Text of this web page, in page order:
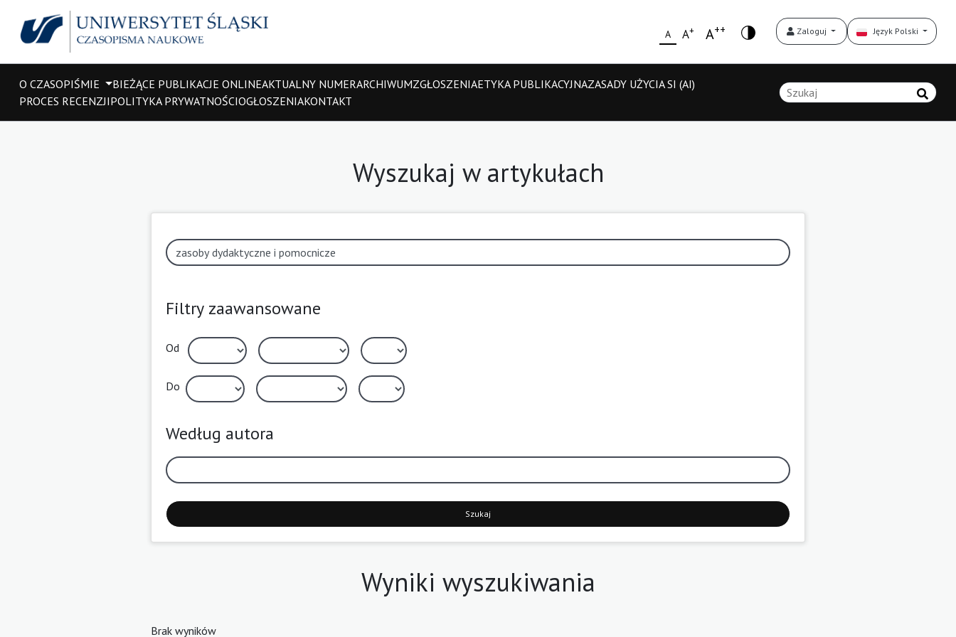
A A+ A++ Zaloguj Język Polski
O CZASOPIŚMIE BIEŻĄCE PUBLIKACJE ONLINEAKTUALNY NUMERARCHIWUMZGŁOSZENIAETYKA PUBLIKACYJNAZASADY UŻYCIA SI (AI)
PROCES RECENZJIPOLITYKA PRYWATNOŚCIOGŁOSZENIAKONTAKT
Wyszukaj w artykułach
Filtry zaawansowane
Od
Do
Według autora
Szukaj
Wyniki wyszukiwania
Brak wyników